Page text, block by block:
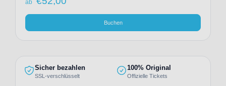
ab
Buchen
Sicher bezahlen
SSL-verschlüsselt
100% Original
Offizielle Tickets